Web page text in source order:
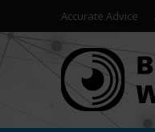
Accurate Advice